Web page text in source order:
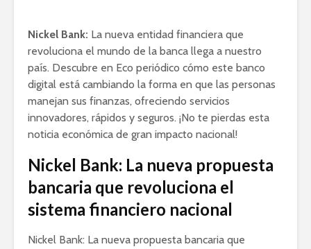
Nickel Bank: La nueva entidad financiera que
revoluciona el mundo de la banca llega a nuestro
país. Descubre en Eco periódico cómo este banco
digital está cambiando la forma en que las personas
manejan sus finanzas, ofreciendo servicios
innovadores, rápidos y seguros. ¡No te pierdas esta
noticia económica de gran impacto nacional!
Nickel Bank: La nueva propuesta
bancaria que revoluciona el
sistema financiero nacional
Nickel Bank: La nueva propuesta bancaria que